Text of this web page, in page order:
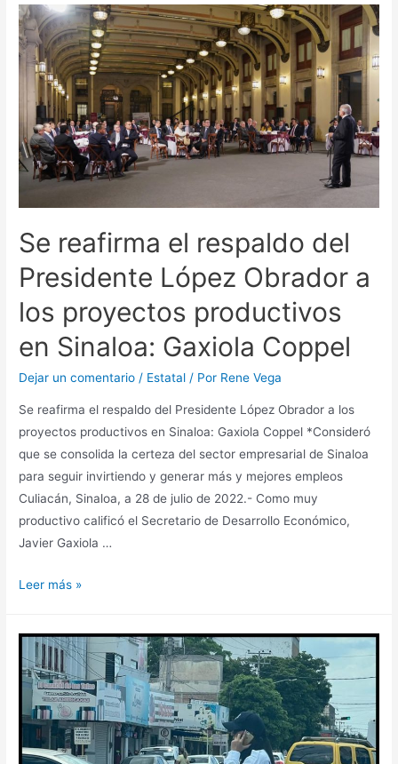
Se reafirma el respaldo del
Presidente López Obrador a
los proyectos productivos
en Sinaloa: Gaxiola Coppel
Dejar un comentario / Estatal / Por Rene Vega
Se reafirma el respaldo del Presidente López Obrador a los
proyectos productivos en Sinaloa: Gaxiola Coppel *Consideró
que se consolida la certeza del sector empresarial de Sinaloa
para seguir invirtiendo y generar más y mejores empleos
Culiacán, Sinaloa, a 28 de julio de 2022.- Como muy
productivo calificó el Secretario de Desarrollo Económico,
Javier Gaxiola …
Leer más »